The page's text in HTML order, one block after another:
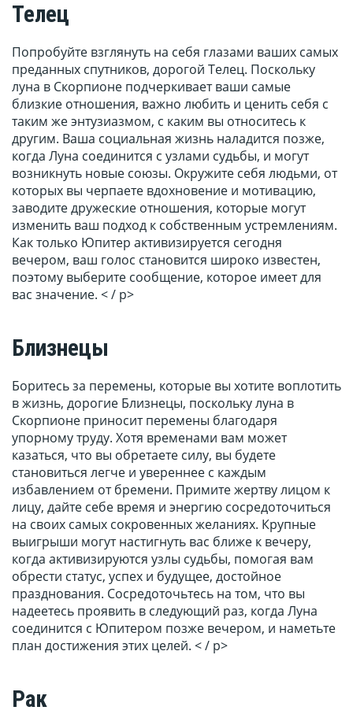
Телец
Попробуйте взглянуть на себя глазами ваших самых
преданных спутников, дорогой Телец. Поскольку
луна в Скорпионе подчеркивает ваши самые
близкие отношения, важно любить и ценить себя с
таким же энтузиазмом, с каким вы относитесь к
другим. Ваша социальная жизнь наладится позже,
когда Луна соединится с узлами судьбы, и могут
возникнуть новые союзы. Окружите себя людьми, от
которых вы черпаете вдохновение и мотивацию,
заводите дружеские отношения, которые могут
изменить ваш подход к собственным устремлениям.
Как только Юпитер активизируется сегодня
вечером, ваш голос становится широко известен,
поэтому выберите сообщение, которое имеет для
вас значение. < / p>
Близнецы
Боритесь за перемены, которые вы хотите воплотить
в жизнь, дорогие Близнецы, поскольку луна в
Скорпионе приносит перемены благодаря
упорному труду. Хотя временами вам может
казаться, что вы обретаете силу, вы будете
становиться легче и увереннее с каждым
избавлением от бремени. Примите жертву лицом к
лицу, дайте себе время и энергию сосредоточиться
на своих самых сокровенных желаниях. Крупные
выигрыши могут настигнуть вас ближе к вечеру,
когда активизируются узлы судьбы, помогая вам
обрести статус, успех и будущее, достойное
празднования. Сосредоточьтесь на том, что вы
надеетесь проявить в следующий раз, когда Луна
соединится с Юпитером позже вечером, и наметьте
план достижения этих целей. < / p>
Рак